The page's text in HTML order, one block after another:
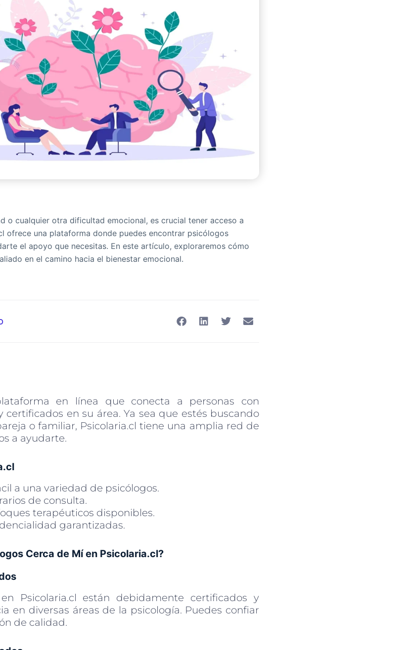
o cualquier otra dificultad emocional, es crucial tener acceso a
ofrece una plataforma donde puedes encontrar psicólogos
el apoyo que necesitas. En este artículo, exploraremos cómo
en el camino hacia el bienestar emocional.
en línea que conecta a personas con
certificados en su área. Ya sea que estés buscando
o familiar, Psicolaria.cl tiene una amplia red de
a ayudarte.
a una variedad de psicólogos.
de consulta.
terapéuticos disponibles.
garantizadas.
Cerca de Mí en Psicolaria.cl?
Psicolaria.cl están debidamente certificados y
en diversas áreas de la psicología. Puedes confiar
de calidad.